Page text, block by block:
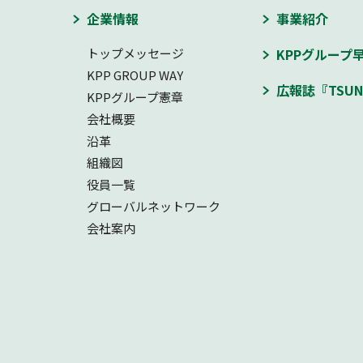
企業情報
トップメッセージ
KPP GROUP WAY
KPPグループ憲章
会社概要
沿革
組織図
役員一覧
グローバルネットワーク
会社案内
事業紹介
KPPグループ
広報誌『